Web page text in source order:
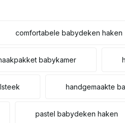
comfortabele babydeken haken
babykamer
handgemaakte
pastel babydeken haken